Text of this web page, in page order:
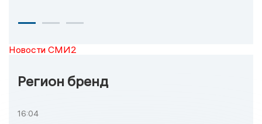
Новости СМИ2
Регион бренд
16:04